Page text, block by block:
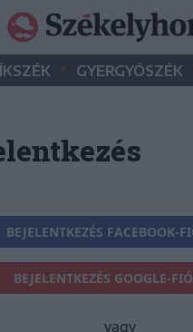
• GYERGYÓSZÉK
BEJELENTKEZÉS FACEBOOK-
BEJELENTKEZÉS GOOGLE-
vagy